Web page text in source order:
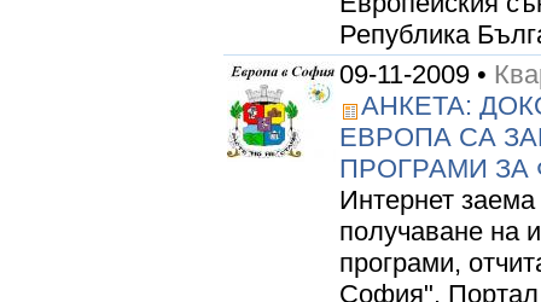
Република
09-11-2009 •
АНКЕТА:
ЕВРОПА СА
ПРОГРАМИ ЗА
Интернет
получаване на
програми,
София".